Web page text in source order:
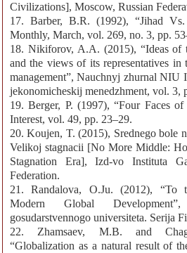
Civilizations], Moscow, Russian
17. Barber, B.R. (1992), “Jihad
Monthly, March, vol. 269, no. 3, pp.
18. Nikiforov, A.A. (2015), “Ideas of
and the views of its representatives in
management”, Nauchnyj zhurnal NIU
jekonomicheskij menedzhment, vol. 3,
19. Berger, P. (1997), “Four Faces
Interest, vol. 49, pp. 23‒29.
20. Koujen, T. (2015), Srednego bole
Velikoj stagnacii [No More Middle:
Stagnation Era], Izd-vo Instituta
Federation.
21. Randalova, O.Ju. (2012), “To
Modern Global
gosudarstvennogo universiteta. Serija
22. Zhamsaev, M.B. and
“Globalization as a natural result of